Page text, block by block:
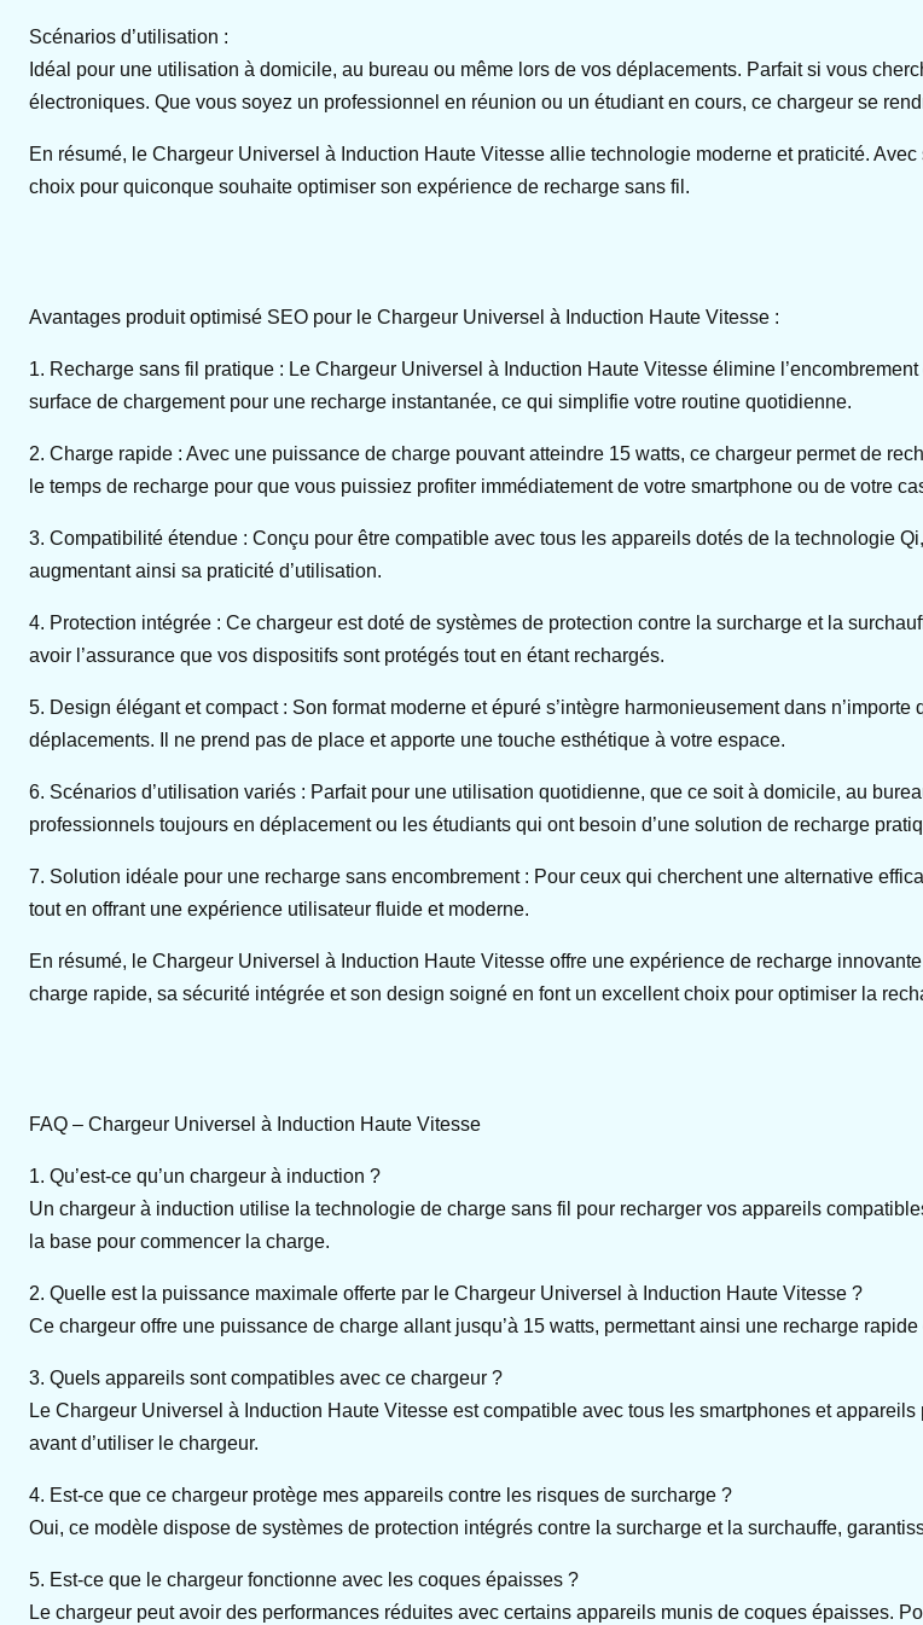
Scénarios d’utilisation :
Idéal pour une utilisation à domicile, au bureau ou même lors de vos déplacements. Parfait si vous
électroniques. Que vous soyez un professionnel en réunion ou un étudiant en cours, ce chargeur se
En résumé, le Chargeur Universel à Induction Haute Vitesse allie technologie moderne et praticité.
choix pour quiconque souhaite optimiser son expérience de recharge sans fil.
Avantages produit optimisé SEO pour le Chargeur Universel à Induction Haute Vitesse :
1. Recharge sans fil pratique : Le Chargeur Universel à Induction Haute Vitesse élimine
surface de chargement pour une recharge instantanée, ce qui simplifie votre routine quotidienne.
2. Charge rapide : Avec une puissance de charge pouvant atteindre 15 watts, ce chargeur permet de
le temps de recharge pour que vous puissiez profiter immédiatement de votre smartphone ou de votre
3. Compatibilité étendue : Conçu pour être compatible avec tous les appareils dotés de la technologie
augmentant ainsi sa praticité d’utilisation.
4. Protection intégrée : Ce chargeur est doté de systèmes de protection contre la surcharge et la
avoir l’assurance que vos dispositifs sont protégés tout en étant rechargés.
5. Design élégant et compact : Son format moderne et épuré s’intègre harmonieusement dans
déplacements. Il ne prend pas de place et apporte une touche esthétique à votre espace.
6. Scénarios d’utilisation variés : Parfait pour une utilisation quotidienne, que ce soit à domicile, au
professionnels toujours en déplacement ou les étudiants qui ont besoin d’une solution de recharge
7. Solution idéale pour une recharge sans encombrement : Pour ceux qui cherchent une alternative
tout en offrant une expérience utilisateur fluide et moderne.
En résumé, le Chargeur Universel à Induction Haute Vitesse offre une expérience de recharge
charge rapide, sa sécurité intégrée et son design soigné en font un excellent choix pour optimiser la
FAQ – Chargeur Universel à Induction Haute Vitesse
1. Qu’est-ce qu’un chargeur à induction ?
Un chargeur à induction utilise la technologie de charge sans fil pour recharger vos appareils
la base pour commencer la charge.
2. Quelle est la puissance maximale offerte par le Chargeur Universel à Induction Haute Vitesse ?
Ce chargeur offre une puissance de charge allant jusqu’à 15 watts, permettant ainsi une recharge
3. Quels appareils sont compatibles avec ce chargeur ?
Le Chargeur Universel à Induction Haute Vitesse est compatible avec tous les smartphones et
avant d’utiliser le chargeur.
4. Est-ce que ce chargeur protège mes appareils contre les risques de surcharge ?
Oui, ce modèle dispose de systèmes de protection intégrés contre la surcharge et la surchauffe,
5. Est-ce que le chargeur fonctionne avec les coques épaisses ?
Le chargeur peut avoir des performances réduites avec certains appareils munis de coques épaisses.